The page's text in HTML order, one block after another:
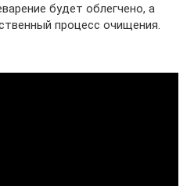
будет облегчено, а
процесс очищения.